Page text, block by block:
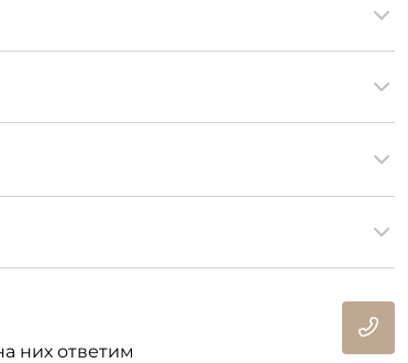
них ответим